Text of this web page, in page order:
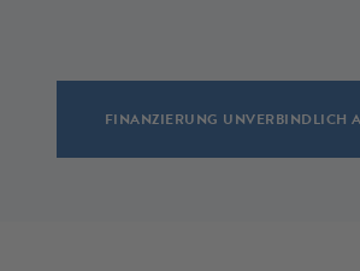
FINANZIERUNG UNVERBINDLICH